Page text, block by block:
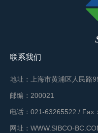
联系我们
地址：上海市黄浦区人民路
邮编：200021
电话：021-63265522 / Fax
网址：WWW.SIBCO-